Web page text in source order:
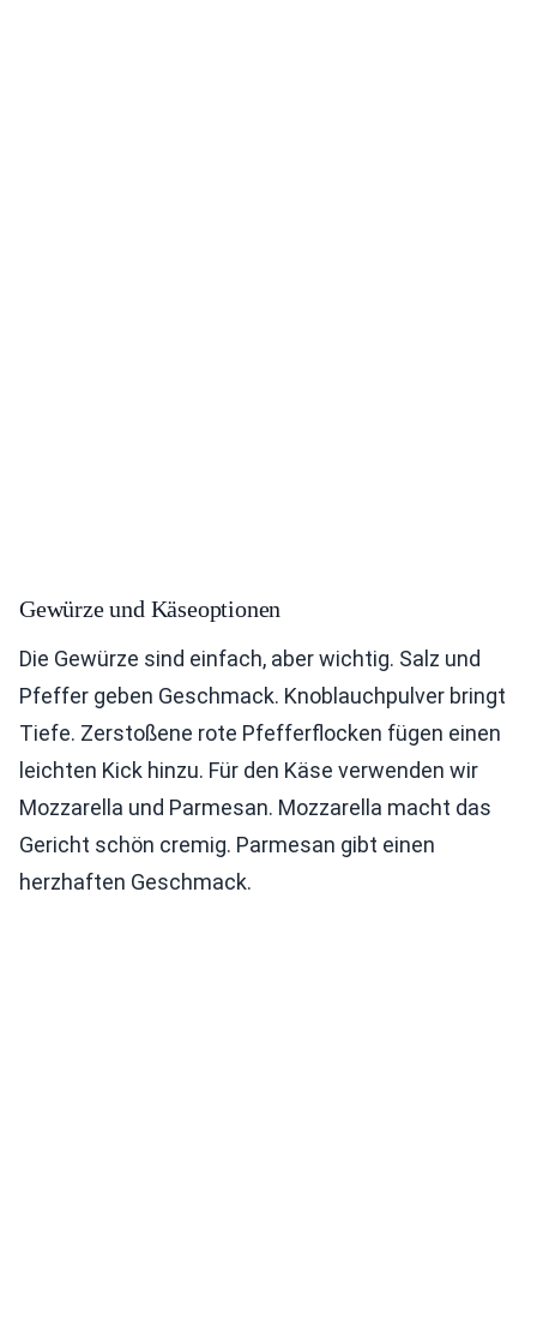
Gewürze und Käseoptionen
Die Gewürze sind einfach, aber wichtig. Salz und
Pfeffer geben Geschmack. Knoblauchpulver bringt
Tiefe. Zerstoßene rote Pfefferflocken fügen einen
leichten Kick hinzu. Für den Käse verwenden wir
Mozzarella und Parmesan. Mozzarella macht das
Gericht schön cremig. Parmesan gibt einen
herzhaften Geschmack.